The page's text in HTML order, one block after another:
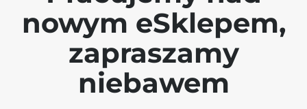
nowym eSklepem,
zapraszamy
niebawem